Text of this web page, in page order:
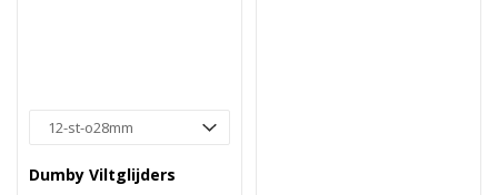
Dumby Viltglijders